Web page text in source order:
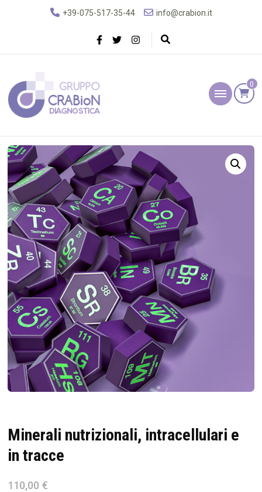
+39-075-517-35-44 info@crabion.it
Gruppo Crabion
Diagnostica
0
Minerali nutrizionali, intracellulari e
in tracce
110,00€